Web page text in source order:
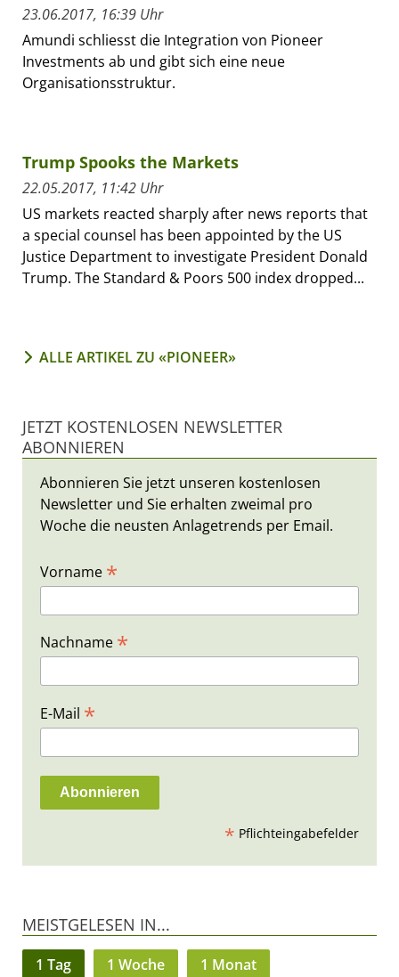
23.06.2017, 16:39 Uhr
Amundi schliesst die Integration von Pioneer
Investments ab und gibt sich eine neue
Organisationsstruktur.
Trump Spooks the Markets
22.05.2017, 11:42 Uhr
US markets reacted sharply after news reports that
a special counsel has been appointed by the US
Justice Department to investigate President Donald
Trump. The Standard & Poors 500 index dropped...
ALLE ARTIKEL ZU «PIONEER»
JETZT KOSTENLOSEN NEWSLETTER
ABONNIEREN
Abonnieren Sie jetzt unseren kostenlosen
Newsletter und Sie erhalten zweimal pro
Woche die neusten Anlagetrends per Email.
Vorname *
Nachname *
E-Mail *
* Pflichteingabefelder
MEISTGELESEN IN...
1 Tag 1 Woche 1 Monat